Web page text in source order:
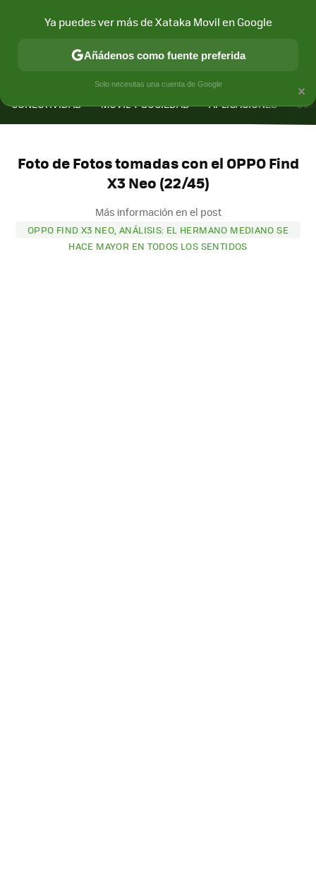
CONECTIVIDAD MÓVIL Y SOCIEDAD APLICACIONES
Foto de Fotos tomadas con el OPPO Find
X3 Neo (22/45)
Más información en el post
OPPO FIND X3 NEO, ANÁLISIS: EL HERMANO MEDIANO SE
HACE MAYOR EN TODOS LOS SENTIDOS
×
Ya puedes ver más de Xataka Movil en Google
Añádenos como fuente preferida
Solo necesitas una cuenta de Google